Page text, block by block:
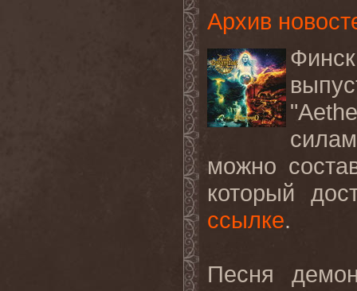
Архив
можно
который
ссылке.
Песня